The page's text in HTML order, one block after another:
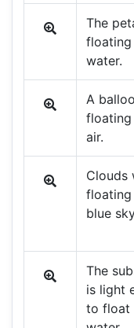
The
water.
A
floating
air.
Clouds
floating
blue
The
is light
to float